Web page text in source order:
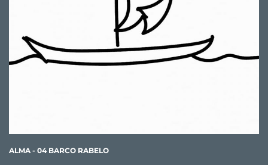
ALMA - 04 BARCO RABELO